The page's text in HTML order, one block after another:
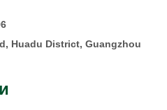
Huadu District, Guangzhou